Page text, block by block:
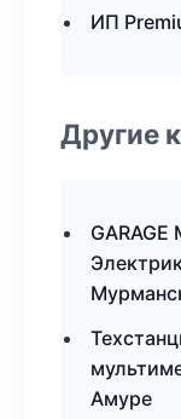
ИП
Другие
Амуре